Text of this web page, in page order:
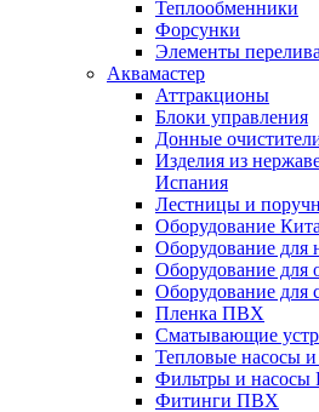
Теплообменники
Форсунки
Элементы перелива
Аквамастер
Аттракционы
Блоки управления
Донные
Изделия из
Испания
Лестницы и
Оборудование
Оборудование для
Оборудование для
Оборудование для
Пленка ПВХ
Сматывающие
Тепловые насосы
Фильтры и насосы
Фитинги ПВХ